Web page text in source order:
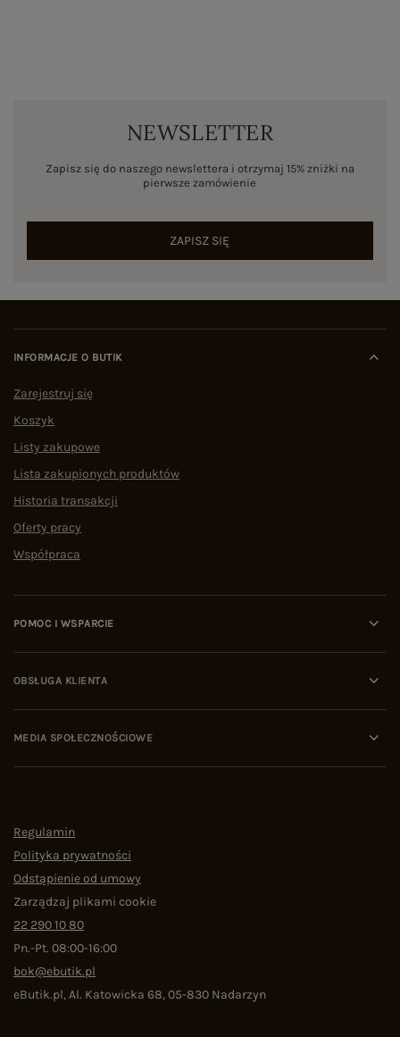
NEWSLETTER
Zapisz się do naszego newslettera i otrzymaj 15% zniżki na
pierwsze zamówienie
ZAPISZ SIĘ
INFORMACJE O BUTIK
Zarejestruj się
Koszyk
Listy zakupowe
Lista zakupionych produktów
Historia transakcji
Oferty pracy
Współpraca
POMOC I WSPARCIE
OBSŁUGA KLIENTA
MEDIA SPOŁECZNOŚCIOWE
Regulamin
Polityka prywatności
Odstąpienie od umowy
Zarządzaj plikami cookie
22 290 10 80
Pn.-Pt. 08:00-16:00
bok@ebutik.pl
eButik.pl,Al. Katowicka 68,05-830 Nadarzyn